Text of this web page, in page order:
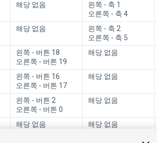
해당 없음
왼쪽 - 축 1
오른쪽 - 축 4
해당 없음
왼쪽 - 축 2
오른쪽 - 축 5
왼쪽 - 버튼 18
오른쪽 - 버튼 19
해당 없음
왼쪽 - 버튼 16
오른쪽 - 버튼 17
해당 없음
왼쪽 - 버튼 2
오른쪽 - 버튼 0
해당 없음
해당 없음
해당 없음